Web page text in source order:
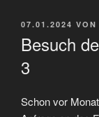
07.01.2024 VON
Besuch
3
Schon vor